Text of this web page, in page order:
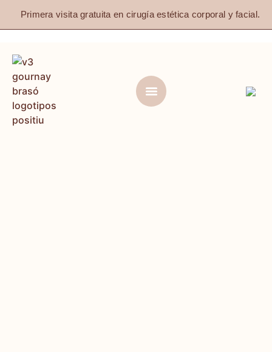
Primera visita gratuita en cirugía estética corporal y facial.